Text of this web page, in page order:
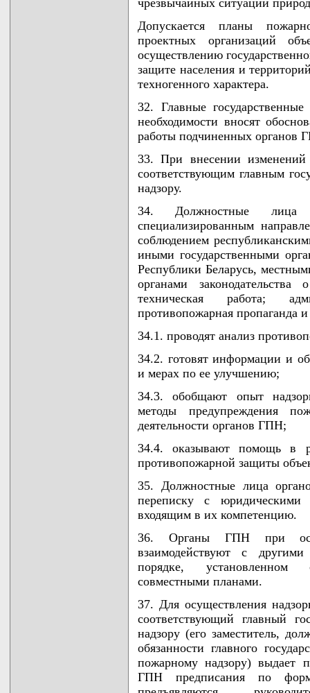
Допускается планы
проектных организаций
осуществлению
защите населения и
техногенного характера.
32. Главные
необходимости вносят
работы подчиненных органов
33. При внесении
соответствующим главным
надзору.
34. Должностные
специализированным
соблюдением
иными государственными
Республики Беларусь,
органами
техническая работа;
противопожарная пропаганда и
34.1. проводят анализ
34.2. готовят информации и
и мерах по ее улучшению;
34.3. обобщают опыт
методы предупреждения
деятельности органов ГПН;
34.4. оказывают помощь в
противопожарной защиты
35. Должностные лица
переписку с
входящим в их компетенцию.
36. Органы ГПН при
взаимодействуют с
порядке, установленном
совместными планами.
37. Для осуществления
соответствующий главный
надзору (его заместитель,
обязанности главного
пожарному надзору) выдает
ГПН предписания по